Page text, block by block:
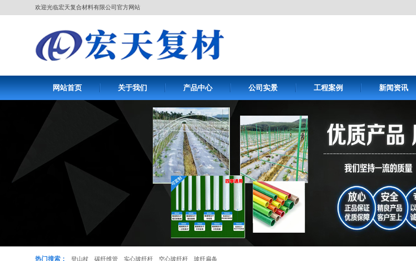
欢迎光临宏天复合材料有限公司官方网站
网站首页 关于我们 产品中心 公司实景 工程案例 新闻资讯
热门搜索： 登山杖 碳纤维管 实心玻纤杆 空心玻纤杆 玻纤扁条